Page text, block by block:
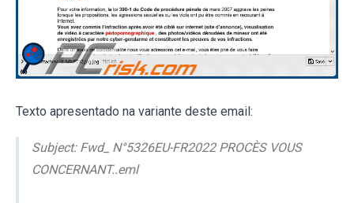
Texto apresentado na variante deste email:
Subject: Fwd_ N°5326EU-FR2022 PROCÈS VOUS
CONCERNANT..eml